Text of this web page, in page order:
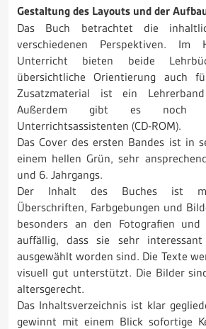
Gestaltung des Layouts und der
Das Buch betrachtet die
verschiedenen Perspektiven.
Unterricht bieten beide
übersichtliche Orientierung auch
Zusatzmaterial ist ein
Außerdem gibt es noch
Unterrichtsassistenten (CD-ROM).
Das Cover des ersten Bandes ist in
einem hellen Grün, sehr
und 6. Jahrgangs.
Der Inhalt des Buches ist mit
Überschriften, Farbgebungen und
besonders an den Fotografien und
auffällig, dass sie sehr interessant
ausgewählt worden sind. Die Texte
visuell gut unterstützt. Die Bilder
altersgerecht.
Das Inhaltsverzeichnis ist klar
gewinnt mit einem Blick sofortige